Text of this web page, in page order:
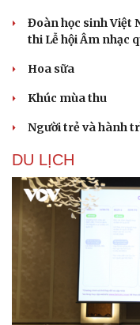
Văn hóa
Sân khấu - Điện ảnh
Văn học
Âm nhạc
Di sản
Đoàn học sinh Việt
thi Lễ hội Âm nhạc
Hoa sữa
Khúc mùa thu
Người trẻ và hành
DU LỊCH